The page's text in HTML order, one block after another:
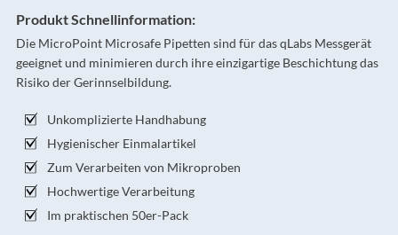
Produkt Schnellinformation:
Die MicroPoint Microsafe Pipetten sind für das qLabs Messgerät
geeignet und minimieren durch ihre einzigartige Beschichtung das
Risiko der Gerinnselbildung.
Unkomplizierte Handhabung
Hygienischer Einmalartikel
Zum Verarbeiten von Mikroproben
Hochwertige Verarbeitung
Im praktischen 50er-Pack